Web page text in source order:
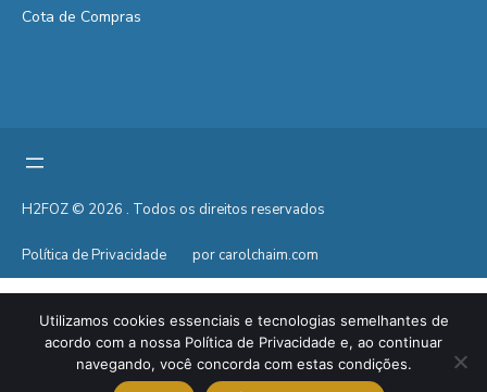
Cota de Compras
H2FOZ © 2026 . Todos os direitos reservados
Política de Privacidade por carolchaim.com
Utilizamos cookies essenciais e tecnologias semelhantes de
acordo com a nossa Política de Privacidade e, ao continuar
navegando, você concorda com estas condições.